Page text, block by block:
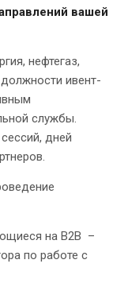
вашей
нефтегаз,
ивент-
службы.
дней
на B2B –
по работе с